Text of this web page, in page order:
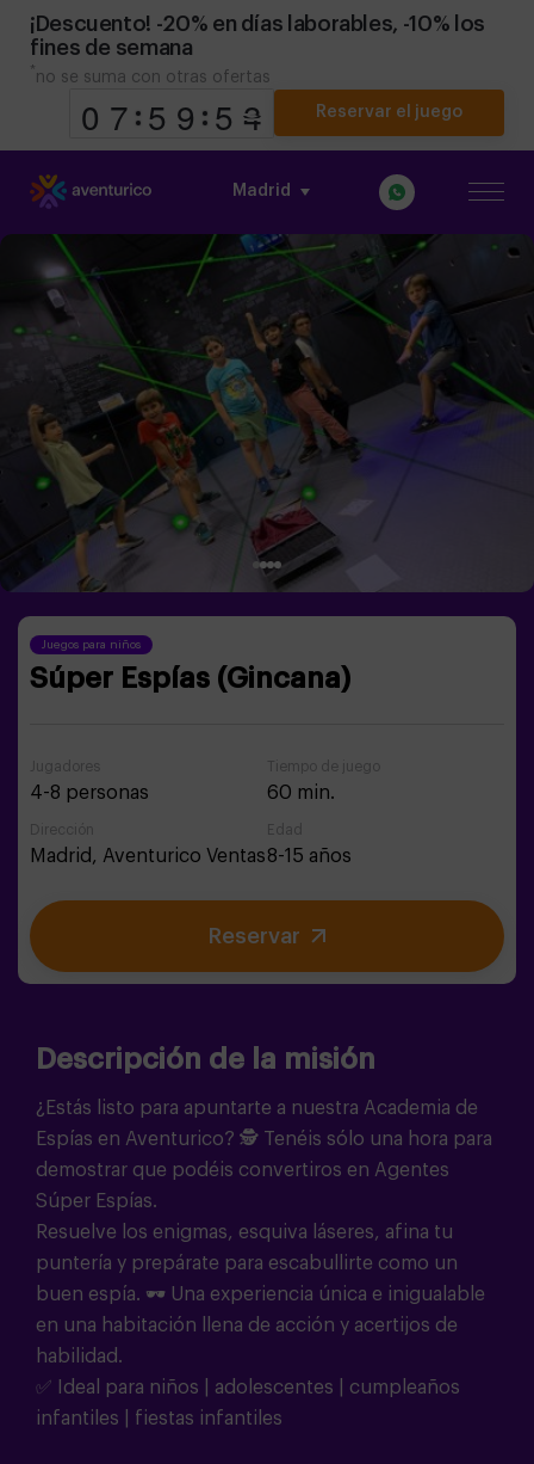
¡Descuento! -20% en días laborables, -10% los
fines de semana
* no se suma con otras ofertas
9
9
0
0 8
7
7 0
5
5 0
9
9
Reservar el juego
Madrid
Juegos para niños
Súper Espías (Gincana)
Jugadores
4-8 personas
Tiempo de juego
60 min.
Dirección
Madrid, Aventurico Ventas
Edad
8-15 años
Reservar
Descripción de la misión
¿Estás listo para apuntarte a nuestra Academia de
Espías en Aventurico? 🕵️ Tenéis sólo una hora para
demostrar que podéis convertiros en Agentes
Súper Espías.
Resuelve los enigmas, esquiva láseres, afina tu
puntería y prepárate para escabullirte como un
buen espía. 🕶️ Una experiencia única e inigualable
en una habitación llena de acción y acertijos de
habilidad.
✅ Ideal para niños | adolescentes | cumpleaños
infantiles | fiestas infantiles